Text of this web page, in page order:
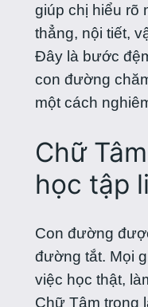
giúp chị hiểu rõ
thẳng, nội tiết,
Đây là bước
con đường
một cách
Chữ
học tập
Con đường
đường tắt. Mọi
việc học thật,
Chữ Tâm trong